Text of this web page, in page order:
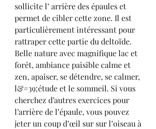
sollicite l’ arrière des épaules et
permet de cibler cette zone. Il est
particulièrement intéressant pour
rattraper cette partie du deltoïde.
Belle nature avec magnifique lac et
forêt, ambiance paisible calme et
zen, apaiser, se détendre, se calmer,
l&#39;étude et le sommeil. Si vous
cherchez d’autres exercices pour
l’arrière de l’épaule, vous pouvez
jeter un coup d’œil sur sur l’oiseau à